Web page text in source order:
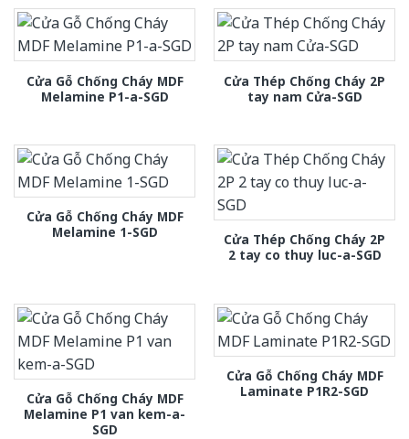
Cửa Gỗ Chống Cháy MDF
Melamine P1-a-SGD
Cửa Thép Chống Cháy 2P
tay nam Cửa-SGD
Cửa Gỗ Chống Cháy MDF
Melamine 1-SGD
Cửa Thép Chống Cháy 2P
2 tay co thuy luc-a-SGD
Cửa Gỗ Chống Cháy MDF
Melamine P1 van kem-a-
SGD
Cửa Gỗ Chống Cháy MDF
Laminate P1R2-SGD